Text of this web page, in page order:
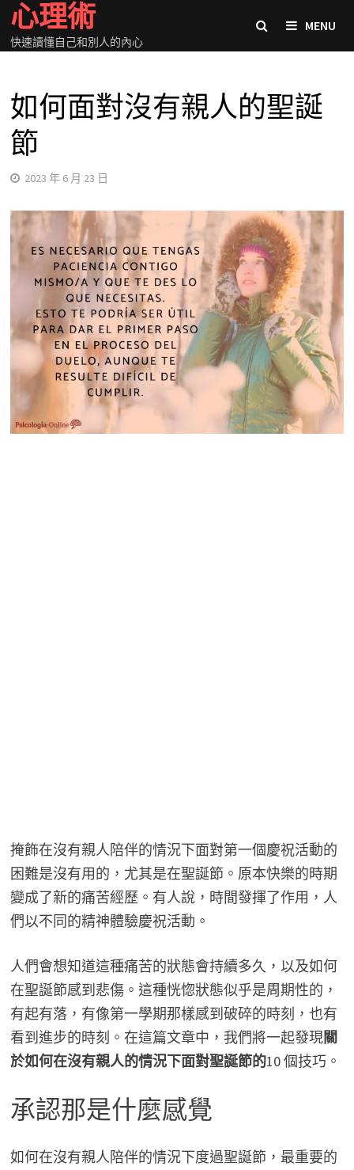
Skip
content
心理術
快速讀懂自己和別人的內心
MENU
如何面對沒有親人的聖誕
節
2023 年 6 月 23 日
掩飾在沒有親人陪伴的情況下面對第一個慶祝活動的
困難是沒有用的，尤其是在聖誕節。原本快樂的時期
變成了新的痛苦經歷。有人說，時間發揮了作用，人
們以不同的精神體驗慶祝活動。
人們會想知道這種痛苦的狀態會持續多久，以及如何
在聖誕節感到悲傷。這種恍惚狀態似乎是周期性的，
有起有落，有像第一學期那樣感到破碎的時刻，也有
看到進步的時刻。在這篇文章中，我們將一起發現關
於如何在沒有親人的情況下面對聖誕節的10 個技巧。
承認那是什麼感覺
如何在沒有親人陪伴的情況下度過聖誕節，最重要的